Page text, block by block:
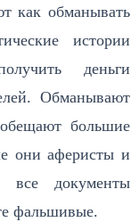
как обманывать
истории
деньги
Обманывают
большие
они аферисты и
документы
фальшивые.